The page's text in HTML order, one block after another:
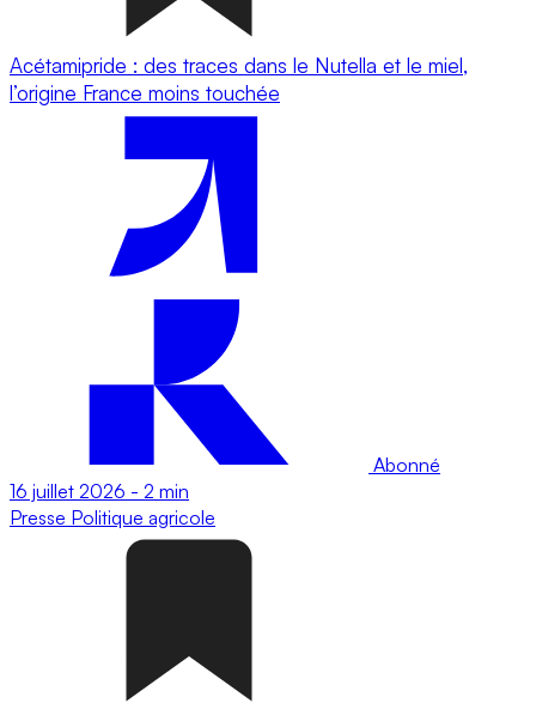
Acétamipride : des traces dans le Nutella et le miel,
l’origine France moins touchée
Abonné
16 juillet 2026 - 2 min
Presse Politique agricole